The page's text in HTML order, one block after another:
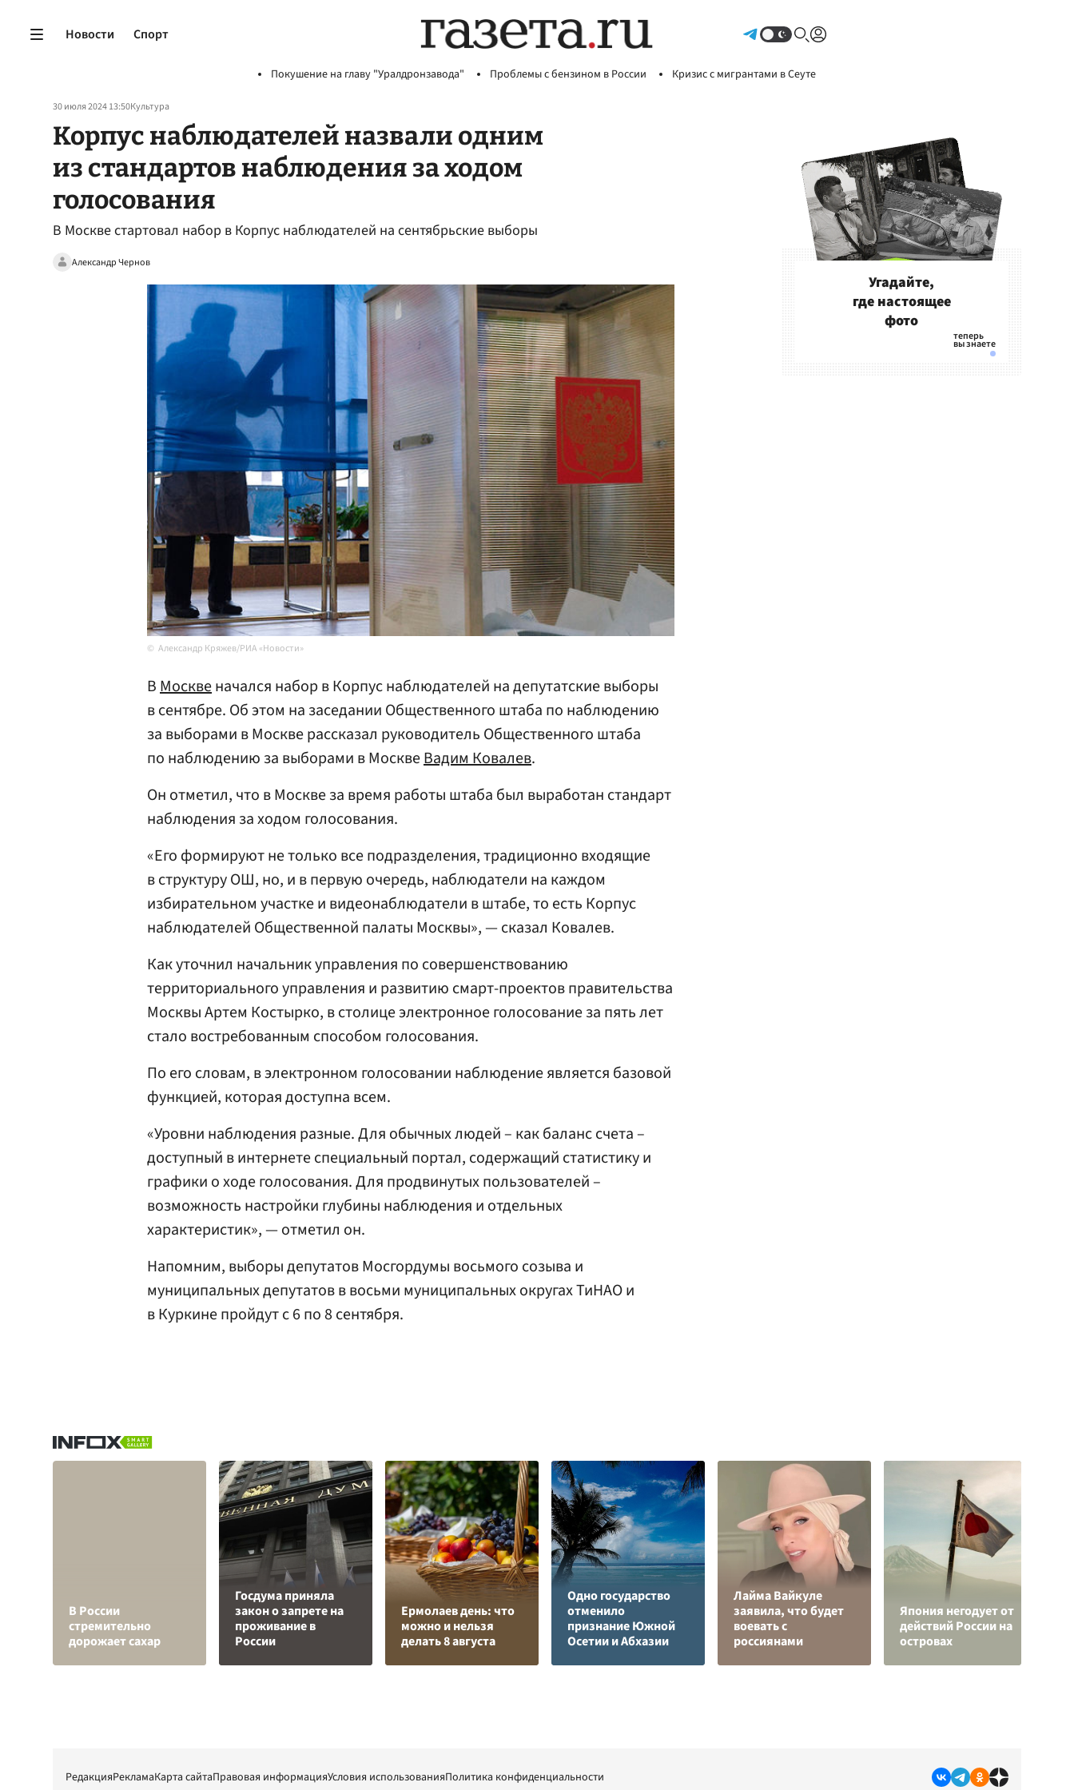
Новости Спорт
Покушение на главу "Уралдронзавода" Проблемы с бензином в России Кризис с мигрантами в Сеуте
30 июля 2024 13:50Культура
Корпус наблюдателей назвали одним
из стандартов наблюдения за ходом
голосования
В Москве стартовал набор в Корпус наблюдателей на сентябрьские выборы
Александр Чернов
Александр Кряжев/РИА «Новости»
ВМосквеначался набор в Корпус наблюдателей на депутатские выборы
в сентябре. Об этом на заседании Общественного штаба по наблюдению
за выборами в Москве рассказал руководитель Общественного штаба
по наблюдению за выборами в МосквеВадим Ковалев.
Он отметил, что в Москве за время работы штаба был выработан стандарт
наблюдения за ходом голосования.
«Его формируют не только все подразделения, традиционно входящие
в структуру ОШ, но, и в первую очередь, наблюдатели на каждом
избирательном участке и видеонаблюдатели в штабе, то есть Корпус
наблюдателей Общественной палаты Москвы», — сказал Ковалев.
Как уточнил начальник управления по совершенствованию
территориального управления и развитию смарт-проектов правительства
Москвы Артем Костырко, в столице электронное голосование за пять лет
стало востребованным способом голосования.
По его словам, в электронном голосовании наблюдение является базовой
функцией, которая доступна всем.
«Уровни наблюдения разные. Для обычных людей – как баланс счета –
доступный в интернете специальный портал, содержащий статистику и
графики о ходе голосования. Для продвинутых пользователей –
возможность настройки глубины наблюдения и отдельных
характеристик», — отметил он.
Напомним, выборы депутатов Мосгордумы восьмого созыва и
муниципальных депутатов в восьми муниципальных округах ТиНАО и
в Куркине пройдут с 6 по 8 сентября.
Угадайте,
где настоящее
фото
В России
стремительно
дорожает сахар
Госдума приняла
закон о запрете на
проживание в
России
Ермолаев день: что
можно и нельзя
делать 8 августа
Одно государство
отменило
признание Южной
Осетии и Абхазии
Лайма Вайкуле
заявила, что будет
воевать с
россиянами
Япония негодует от
действий России на
островах
РедакцияРекламаКарта сайтаПравовая информацияУсловия использованияПолитика конфиденциальности